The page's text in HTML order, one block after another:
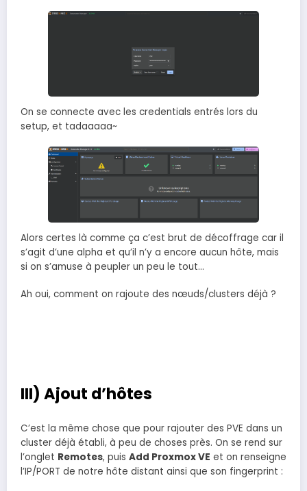
On se connecte avec les credentials entrés lors du
setup, et tadaaaaa~
Alors certes là comme ça c’est brut de décoffrage car il
s’agit d’une alpha et qu’il n’y a encore aucun hôte, mais
si on s’amuse à peupler un peu le tout…
Ah oui, comment on rajoute des nœuds/clusters déjà ?
III) Ajout d’hôtes
C’est la même chose que pour rajouter des PVE dans un
cluster déjà établi, à peu de choses près. On se rend sur
l’onglet Remotes, puis Add Proxmox VE et on renseigne
l’IP/PORT de notre hôte distant ainsi que son fingerprint :